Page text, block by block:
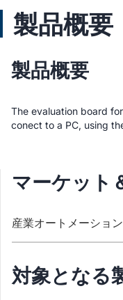
製品概要
製品概要
The evaluation board
conect to a PC, using
マーケット
産業オートメーション
対象となる